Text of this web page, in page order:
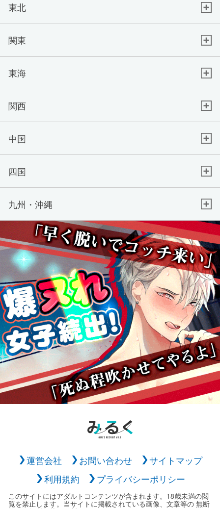
東北
関東
東海
関西
中国
四国
九州・沖縄
運営会社 お問い合わせ
サイトマップ
利用規約
プライバシーポリシー
このサイトにはアダルトコンテンツが含まれます。18歳未満の閲
覧を禁止します。当サイトに掲載されている画像、文章等の 無断